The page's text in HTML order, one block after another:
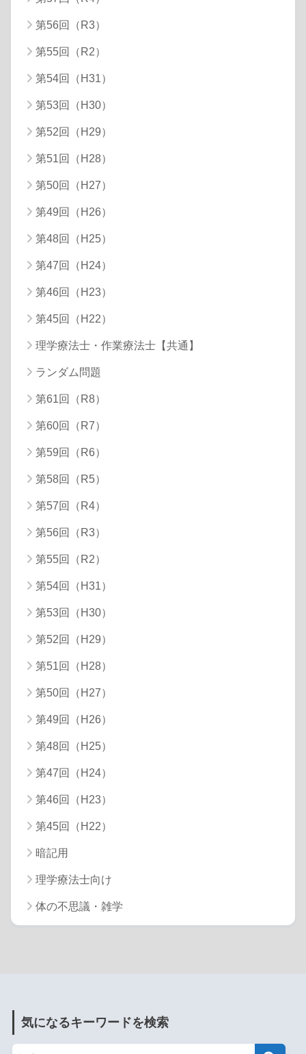
第56回（R3）
第55回（R2）
第54回（H31）
第53回（H30）
第52回（H29）
第51回（H28）
第50回（H27）
第49回（H26）
第48回（H25）
第47回（H24）
第46回（H23）
第45回（H22）
理学療法士・作業療法士【共通】
ランダム問題
第61回（R8）
第60回（R7）
第59回（R6）
第58回（R5）
第57回（R4）
第56回（R3）
第55回（R2）
第54回（H31）
第53回（H30）
第52回（H29）
第51回（H28）
第50回（H27）
第49回（H26）
第48回（H25）
第47回（H24）
第46回（H23）
第45回（H22）
暗記用
理学療法士向け
体の不思議・雑学
気になるキーワードを検索